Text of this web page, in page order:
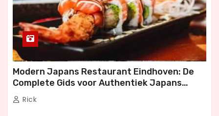
Modern Japans Restaurant Eindhoven: De
Complete Gids voor Authentiek Japans
Dineren
Rick